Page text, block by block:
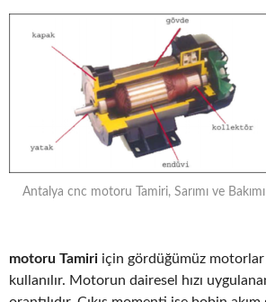
Antalya cnc motoru Tamiri, Sarımı ve Bakımı
motoru Tamiri için gördüğümüz
kullanılır. Motorun dairesel hızı